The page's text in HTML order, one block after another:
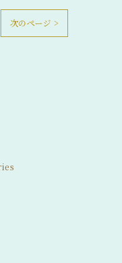
次のページ >